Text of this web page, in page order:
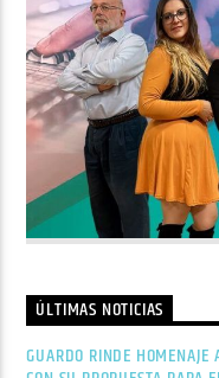
ÚLTIMAS NOTICIAS
GUARDO RINDE